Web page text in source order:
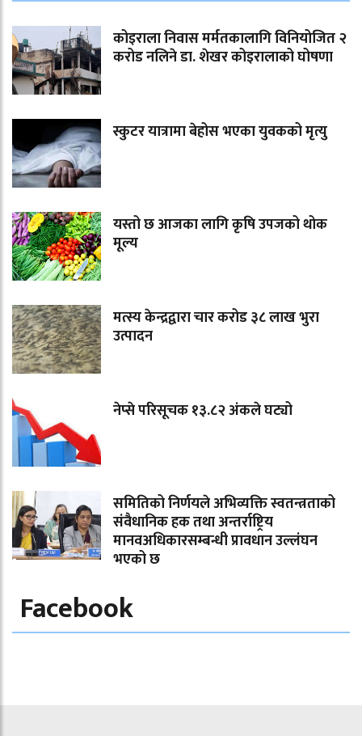
कोइराला निवास मर्मतकालागि विनियोजित २
करोड नलिने डा. शेखर कोइरालाको घोषणा
स्कुटर यात्रामा बेहोस भएका युवकको मृत्यु
यस्तो छ आजका लागि कृषि उपजको थोक
मूल्य
मत्स्य केन्द्रद्वारा चार करोड ३८ लाख भुरा
उत्पादन
नेप्से परिसूचक १३.८२ अंकले घट्यो
समितिको निर्णयले अभिव्यक्ति स्वतन्त्रताको
संवैधानिक हक तथा अन्तर्राष्ट्रिय
मानवअधिकारसम्बन्धी प्रावधान उल्लंघन
भएको छ
Facebook